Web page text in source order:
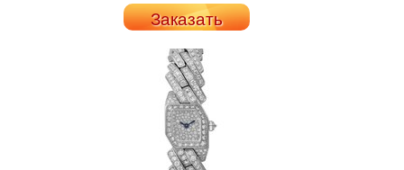
Заказать